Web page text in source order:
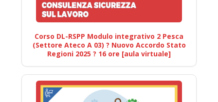
Corso DL-RSPP Modulo integrativo 2 Pesca
(Settore Ateco A 03) ? Nuovo Accordo Stato
Regioni 2025 ? 16 ore [aula virtuale]